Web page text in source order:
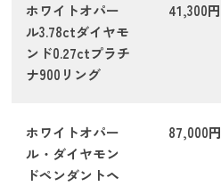
ホワイトオパー
ル3.78ctダイヤモ
ンド0.27ctプラチ
ナ900リング
41,300円
ホワイトオパー
ル・ダイヤモン
ドペンダントヘ
87,000円